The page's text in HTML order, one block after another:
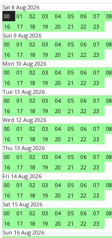
Sat 8 Aug 2026
00
01 02 03 04 05 06 07 08
16
17 18 19 20 21 22
23
Sun 9 Aug 2026
00
01 02 03 04 05 06 07 08
16
17 18 19 20 21 22
23
Mon 10 Aug 2026
00
01 02 03 04 05 06 07 08
16
17 18 19 20 21 22
23
Tue 11 Aug 2026
00
01 02 03 04 05 06 07 08
16
17 18 19 20 21 22
23
Wed 12 Aug 2026
00
01 02 03 04 05 06 07 08
16
17 18 19 20 21 22
23
Thu 13 Aug 2026
00
01 02 03 04 05 06 07 08
16
17 18 19 20 21 22
23
Fri 14 Aug 2026
00
01 02 03 04 05 06 07 08
16
17 18 19 20 21 22
23
Sat 15 Aug 2026
00
01 02 03 04 05 06 07 08
16
17 18 19 20 21 22
23
Sun 16 Aug 2026